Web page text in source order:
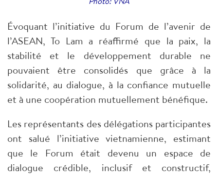
Évoquant l’initiative du Forum de l’avenir de
l’ASEAN, To Lam a réaffirmé que la paix, la
stabilité et le développement durable ne
pouvaient être consolidés que grâce à la
solidarité, au dialogue, à la confiance mutuelle
et à une coopération mutuellement bénéfique.
Les représentants des délégations participantes
ont salué l’initiative vietnamienne, estimant
que le Forum était devenu un espace de
dialogue crédible, inclusif et constructif,